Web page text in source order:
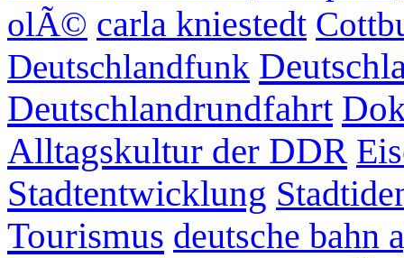
olÃ© carla kniestedt
Deutschlandfunk
Deutschlandrundfahrt
Alltagskultur der DDR
Stadtentwicklung
Tourismus deutsche bahn